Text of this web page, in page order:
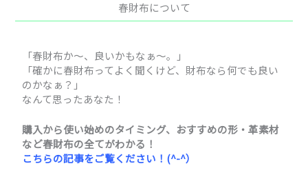
春財布について
「春財布か～、良いかもなぁ～。」
「確かに春財布ってよく聞くけど、財布なら何でも良い
のかなぁ？」
なんて思ったあなた！
購入から使い始めのタイミング、おすすめの形・革素材
など春財布の全てがわかる！
こちらの記事をご覧ください！(^-^）